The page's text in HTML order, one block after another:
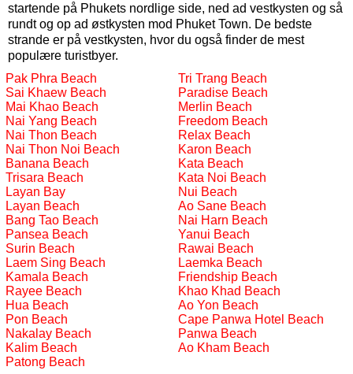
startende på Phukets nordlige side, ned ad vestkysten og så
rundt og op ad østkysten mod Phuket Town. De bedste
strande er på vestkysten, hvor du også finder de mest
populære turistbyer.
Pak Phra Beach
Sai Khaew Beach
Mai Khao Beach
Nai Yang Beach
Nai Thon Beach
Nai Thon Noi Beach
Banana Beach
Trisara Beach
Layan Bay
Layan Beach
Bang Tao Beach
Pansea Beach
Surin Beach
Laem Sing Beach
Kamala Beach
Rayee Beach
Hua Beach
Pon Beach
Nakalay Beach
Kalim Beach
Patong Beach
Tri Trang Beach
Paradise Beach
Merlin Beach
Freedom Beach
Relax Beach
Karon Beach
Kata Beach
Kata Noi Beach
Nui Beach
Ao Sane Beach
Nai Harn Beach
Yanui Beach
Rawai Beach
Laemka Beach
Friendship Beach
Khao Khad Beach
Ao Yon Beach
Cape Panwa Hotel Beach
Panwa Beach
Ao Kham Beach